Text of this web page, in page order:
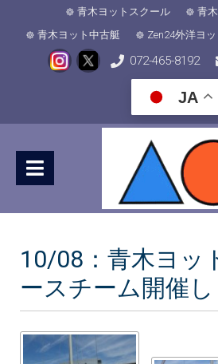
青木ヨットスクール
青
青木ヨット中古艇
Zen24外洋ヨッ
072-465-8192
JA
10/08：青木ヨッ
ースチーム開催